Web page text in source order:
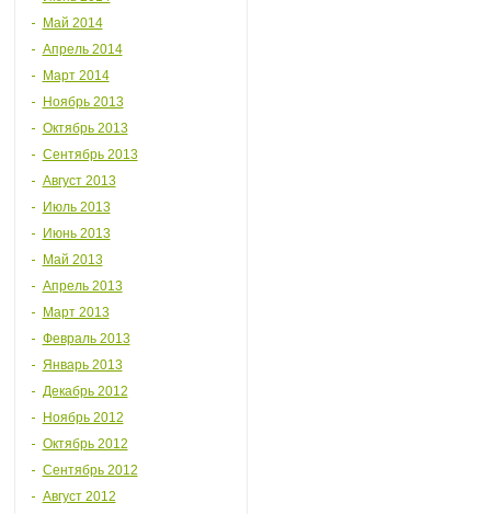
Май 2014
Апрель 2014
Март 2014
Ноябрь 2013
Октябрь 2013
Сентябрь 2013
Август 2013
Июль 2013
Июнь 2013
Май 2013
Апрель 2013
Март 2013
Февраль 2013
Январь 2013
Декабрь 2012
Ноябрь 2012
Октябрь 2012
Сентябрь 2012
Август 2012